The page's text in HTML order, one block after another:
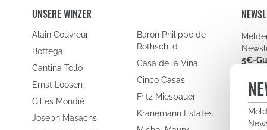
UNSERE WINZER
Alain Couvreur
Bottega
Cantina Tollo
Ernst Loosen
Gilles Mondié
Joseph Masachs
Baron Philippe de
Rothschild
Casa de la Vina
Cinco Casas
Fritz Miesbauer
Kranemann Estates
signup
5€-